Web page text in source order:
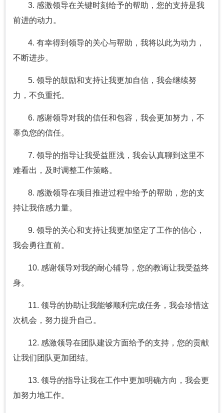
3. 感激领导在关键时刻给予的帮助，您的支持是我
前进的动力。
4. 有幸得到领导的关心与帮助，我将以此为动力，
不断进步。
5. 领导的鼓励和支持让我更加自信，我会继续努
力，不负重托。
6. 感谢领导对我的信任和包容，我会更加努力，不
辜负您的信任。
7. 领导的指导让我受益匪浅，我会认真聊到这里不
难看出，及时调整工作策略。
8. 感激领导在项目推进过程中给予的帮助，您的支
持让我倍感力量。
9. 领导的关心和支持让我更加坚定了工作的信心，
我会勇往直前。
10. 感谢领导对我的耐心辅导，您的教诲让我受益终
身。
11. 领导的协助让我能够顺利完成任务，我会珍惜这
次机会，努力提升自己。
12. 感激领导在团队建设方面给予的支持，您的贡献
让我们团队更加团结。
13. 领导的指导让我在工作中更加明确方向，我会更
加努力地工作。